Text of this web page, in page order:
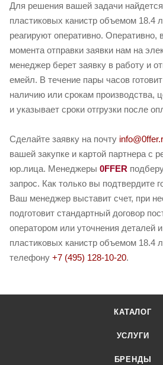
Для решения вашей задачи
пластиковых канистр объемом 18.4
реагируют оперативно. Оперативно,
момента отправки заявки нам на
менеджер берет заявку в работу и
емейл. В течение пары часов
наличию или срокам производства,
и указывает сроки отгрузки после
Сделайте заявку на почту
вашей закупке и картой партнера с
юр.лица. Менеджеры 0FFER
запрос. Как только вы подтвердите
Ваш менеджер выставит счет, при
подготовит стандартный договор
оператором или уточнения деталей
пластиковых канистр объемом 18.4
телефону +7 (495) 128-10-20.
КАТАЛОГ
УСЛУГИ
БРЕНДЫ